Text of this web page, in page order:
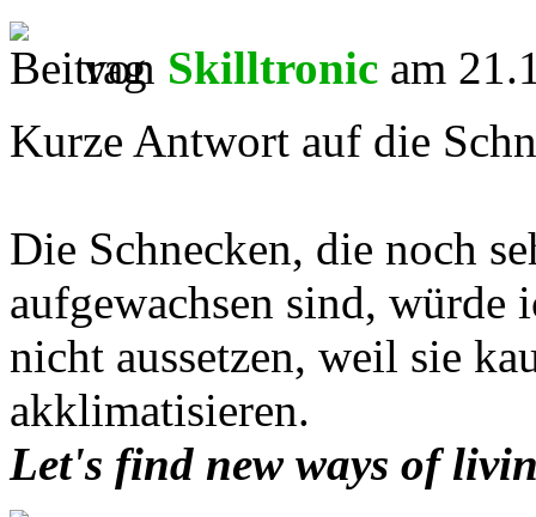
von Skilltronic am
Kurze Antwort auf die
Die Schnecken, die noch
aufgewachsen sind,
nicht aussetzen, weil sie
akklimatisieren.
Let's find new ways of